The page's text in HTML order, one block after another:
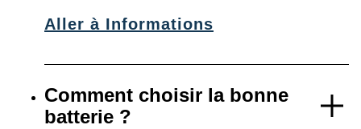
Aller à Informations
Comment choisir la bonne
batterie ?